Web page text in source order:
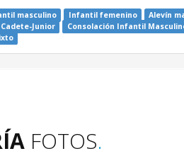
masculino Infantil femenino Alevín
Junior
Consolación Infantil
FOTOS.